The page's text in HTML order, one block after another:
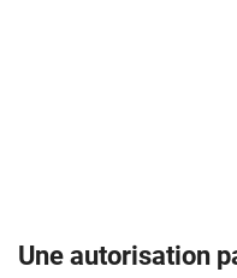
Une autorisation